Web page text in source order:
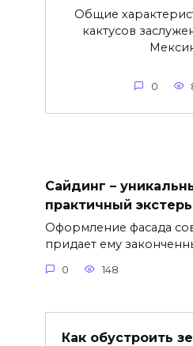
Общие
кактусов
0
Сайдинг –
практичный
Оформление фасада
придает ему
0 148
Как обустроить